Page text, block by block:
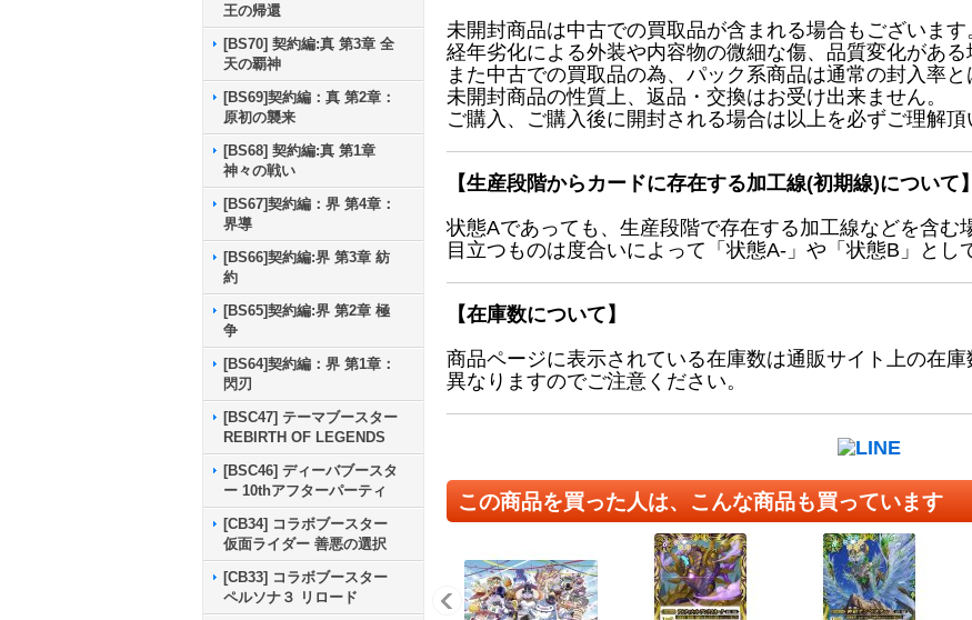
王の帰還
[BS70] 契約編:真 第3章 全
天の覇神
[BS69]契約編：真 第2章：
原初の襲来
[BS68] 契約編:真 第1章
神々の戦い
[BS67]契約編：界 第4章：
界導
[BS66]契約編:界 第3章 紡
約
[BS65]契約編:界 第2章 極
争
[BS64]契約編：界 第1章：
閃刃
[BSC47] テーマブースター
REBIRTH OF LEGENDS
[BSC46] ディーバブースタ
ー 10thアフターパーティ
[CB34] コラボブースター
仮面ライダー 善悪の選択
[CB33] コラボブースター
ペルソナ３ リロード
未開封商品は中古での買取品が含まれる場合もございます
経年劣化による外装や内容物の微細な傷、品質変化がある
また中古での買取品の為、パック系商品は通常の封入率
未開封商品の性質上、返品・交換はお受け出来ません。
ご購入、ご購入後に開封される場合は以上を必ずご理解頂
【生産段階からカードに存在する加工線(初期線)について】
状態Aであっても、生産段階で存在する加工線などを含む
目立つものは度合いによって「状態A-」や「状態B」とし
【在庫数について】
商品ページに表示されている在庫数は通販サイト上の在
異なりますのでご注意ください。
この商品を買った人は、こんな商品も買っています